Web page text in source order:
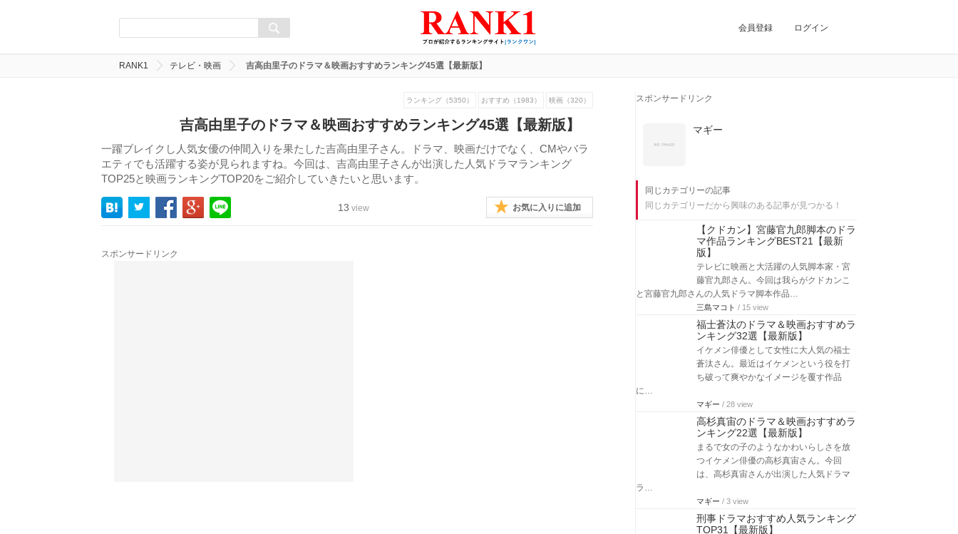
会員登録 ログイン
RANK1 テレビ・映画 吉高由里子のドラマ＆映画おすすめランキング45選【最新版】
ランキング（5350） おすすめ（1983） 映画（320）
吉高由里子のドラマ＆映画おすすめランキング45選【最新版】
一躍ブレイクし人気女優の仲間入りを果たした吉高由里子さん。ドラマ、映画だけでなく、CMやバラ
エティでも活躍する姿が見られますね。今回は、吉高由里子さんが出演した人気ドラマランキング
TOP25と映画ランキングTOP20をご紹介していきたいと思います。
13 view お気に入りに追加
スポンサードリンク
スポンサードリンク
マギー
同じカテゴリーの記事
同じカテゴリーだから興味のある記事が見つかる！
【クドカン】宮藤官九郎脚本のドラ
マ作品ランキングBEST21【最新
版】
テレビに映画と大活躍の人気脚本家・宮
藤官九郎さん。今回は我らがクドカンこ
と宮藤官九郎さんの人気ドラマ脚本作品…
三島マコト / 15 view
福士蒼汰のドラマ＆映画おすすめラ
ンキング32選【最新版】
イケメン俳優として女性に大人気の福士
蒼汰さん。最近はイケメンという役を打
ち破って爽やかなイメージを覆す作品
に…
マギー / 28 view
高杉真宙のドラマ＆映画おすすめラ
ンキング22選【最新版】
まるで女の子のようなかわいらしさを放
つイケメン俳優の高杉真宙さん。今回
は、高杉真宙さんが出演した人気ドラマ
ラ…
マギー / 3 view
刑事ドラマおすすめ人気ランキング
TOP31【最新版】